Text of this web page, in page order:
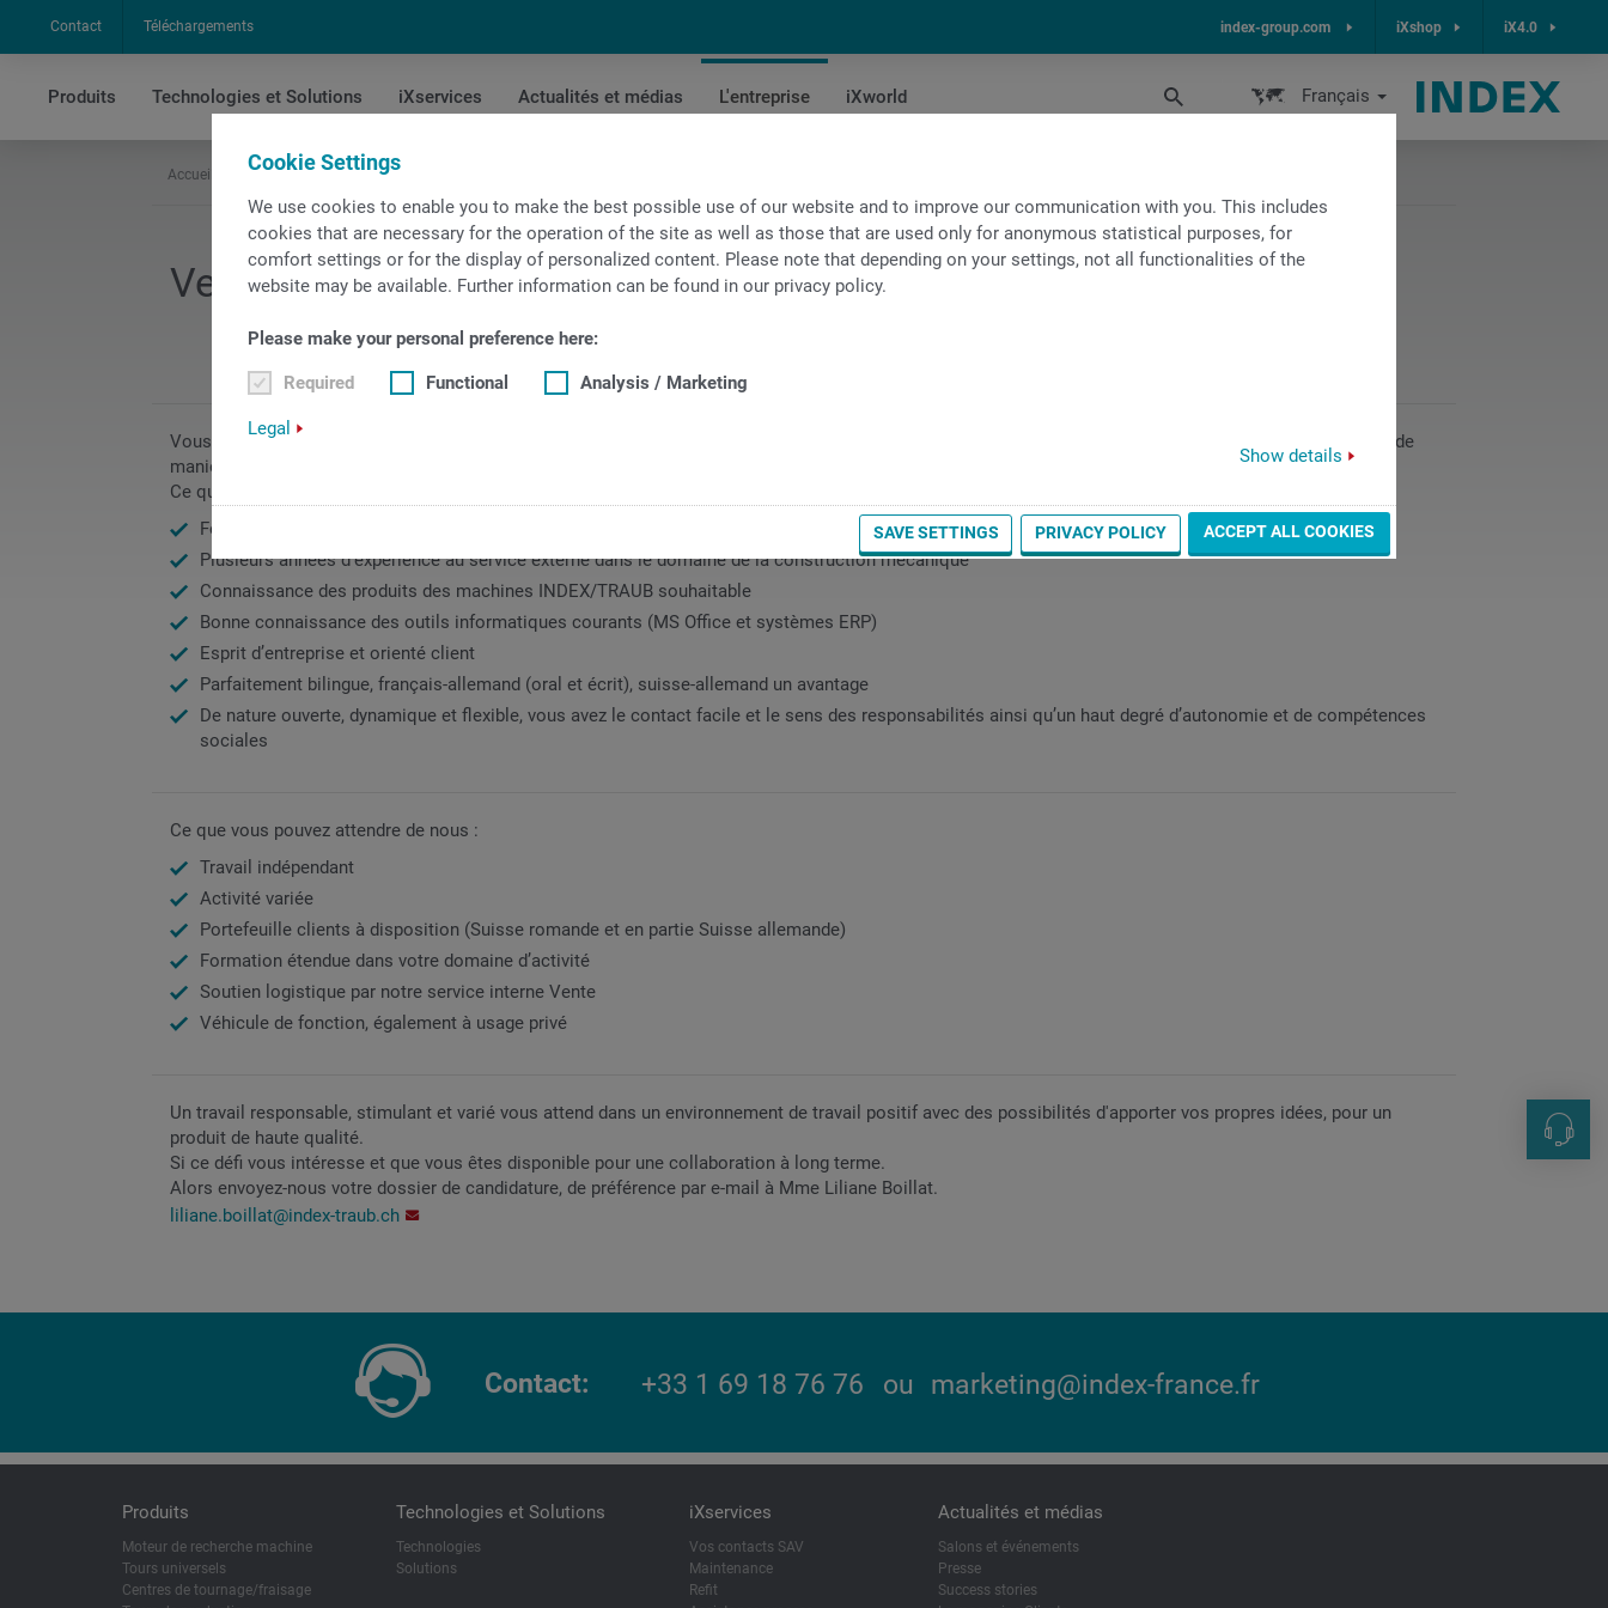
Cookie Settings
We use cookies to enable you to make the best possible use of our website and to improve our communication with you. This includes
cookies that are necessary for the operation of the site as well as those that are used only for anonymous statistical purposes, for
comfort settings or for the display of personalized content. Please note that depending on your settings, not all functionalities of the
website may be available. Further information can be found in our privacy policy.
Please make your personal preference here:
Required Functional Analysis / Marketing
Legal
Show details
SAVE SETTINGS PRIVACY POLICY ACCEPT ALL COOKIES
Contact Téléchargements index-group.com iXshop iX4.0
Produits Technologies et Solutions iXservices Actualités et médias L'entreprise iXworld Français
Accueil L'entreprise Emploi
Vendeur au service externe
Vous gérez tout le processus depuis l’acquisition de nouveaux mandats, en passant par le conseil aux client jusqu’à la négociation. Vous vous organisez de
manière indépendante, au niveau des visites et vous vous rendez occasionnellement avec les clients en Allemagne auprès de la maison-mère.
Ce que nous attendons de vous :
Formation de base en mécanique avec plusieurs années d’expérience dans l’usinage par enlèvement de copeaux
Plusieurs années d’expérience au service externe dans le domaine de la construction mécanique
Connaissance des produits des machines INDEX/TRAUB souhaitable
Bonne connaissance des outils informatiques courants (MS Office et systèmes ERP)
Esprit d’entreprise et orienté client
Parfaitement bilingue, français-allemand (oral et écrit), suisse-allemand un avantage
De nature ouverte, dynamique et flexible, vous avez le contact facile et le sens des responsabilités ainsi qu’un haut degré d’autonomie et de compétences
sociales
Ce que vous pouvez attendre de nous :
Travail indépendant
Activité variée
Portefeuille clients à disposition (Suisse romande et en partie Suisse allemande)
Formation étendue dans votre domaine d’activité
Soutien logistique par notre service interne Vente
Véhicule de fonction, également à usage privé
Un travail responsable, stimulant et varié vous attend dans un environnement de travail positif avec des possibilités d'apporter vos propres idées, pour un
produit de haute qualité.
Si ce défi vous intéresse et que vous êtes disponible pour une collaboration à long terme.
Alors envoyez-nous votre dossier de candidature, de préférence par e-mail à Mme Liliane Boillat.
liliane.boillat@index-traub.ch
Contact +33 1 69 18 76 76 ou marketing@index-france.fr
Produits
Moteur de recherche machine
Tours universels
Centres de tournage/fraisage
Technologies et Solutions
Technologies
Solutions
iXservices
Vos contacts SAV
Maintenance
Refit
Actualités et médias
Salons et événements
Presse
Success stories